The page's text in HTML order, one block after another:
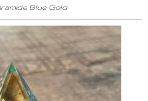
Blue Gold